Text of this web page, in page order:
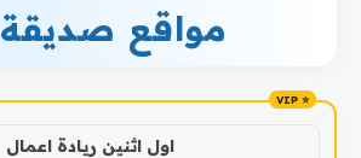
مواقع صديقة
اول اثنين ريادة اعمال